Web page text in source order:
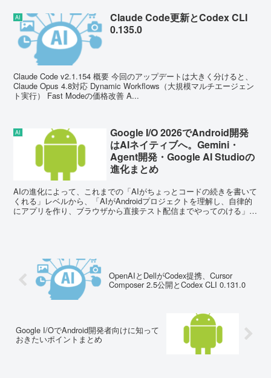
AI
Claude Code更新とCodex CLI
0.135.0
Claude Code v2.1.154 概要 今回のアップデートは大きく分けると、
Claude Opus 4.8対応 Dynamic Workflows（大規模マルチエージェン
ト実行） Fast Modeの価格改善 A...
AI
Google I/O 2026でAndroid開発
はAIネイティブへ。Gemini・
Agent開発・Google AI Studioの
進化まとめ
AIの進化によって、これまでの「AIがちょっとコードの続きを書いて
くれる」レベルから、「AIがAndroidプロジェクトを理解し、自律的
にアプリを作り、ブラウザから直接テスト配信までやってのける」と
OpenAIとDellがCodex提携、Cursor
Composer 2.5公開とCodex CLI 0.131.0
Google I/OでAndroid開発者向けに知って
おきたいポイントまとめ